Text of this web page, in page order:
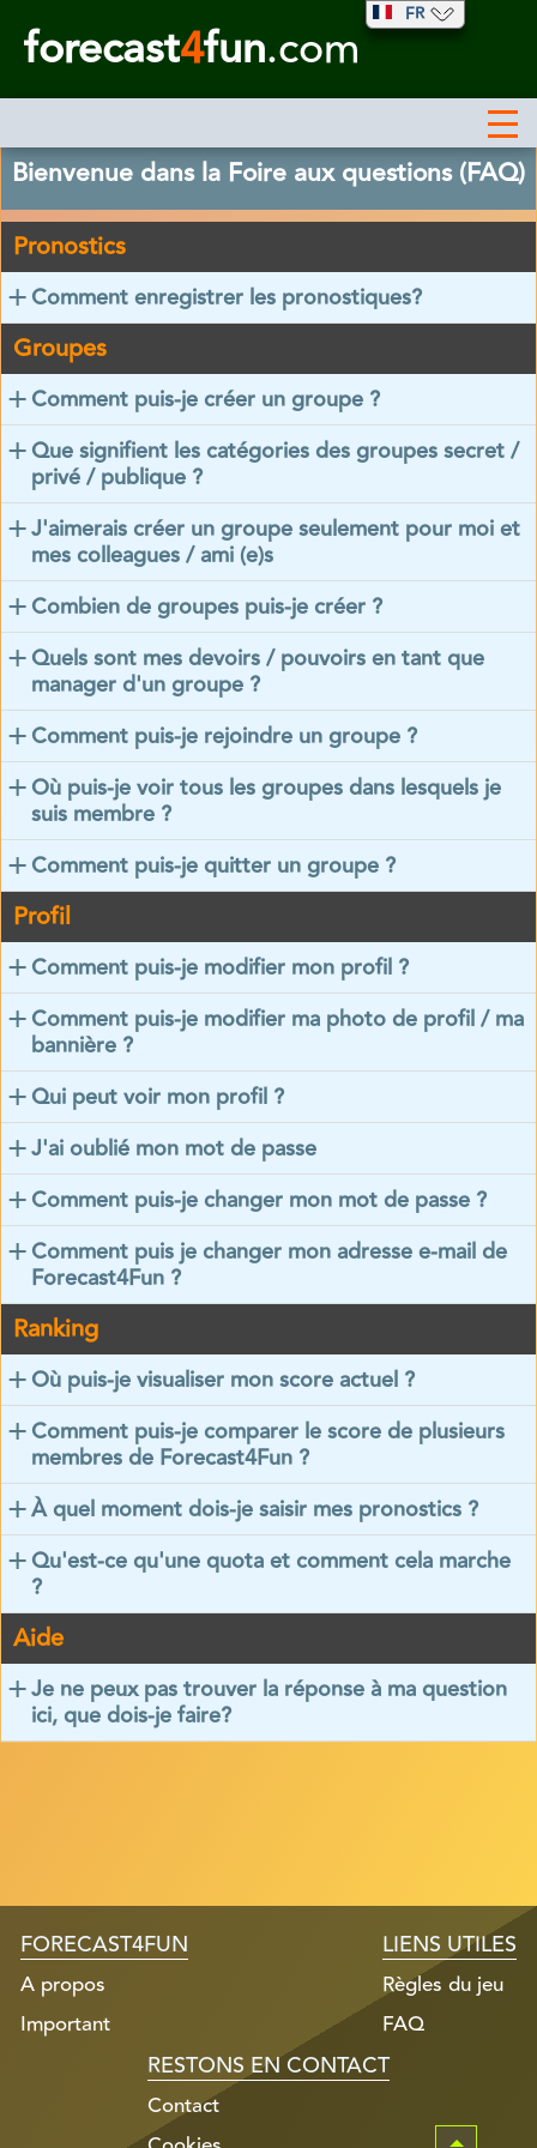
forecast4fun.com
FR
Bienvenue dans la Foire aux questions (FAQ)
Pronostics
Comment enregistrer les pronostiques?
Groupes
Comment puis-je créer un groupe ?
Que signifient les catégories des groupes secret /
privé / publique ?
J'aimerais créer un groupe seulement pour moi et
mes colleagues / ami (e)s
Combien de groupes puis-je créer ?
Quels sont mes devoirs / pouvoirs en tant que
manager d'un groupe ?
Comment puis-je rejoindre un groupe ?
Où puis-je voir tous les groupes dans lesquels je
suis membre ?
Comment puis-je quitter un groupe ?
Profil
Comment puis-je modifier mon profil ?
Comment puis-je modifier ma photo de profil / ma
bannière ?
Qui peut voir mon profil ?
J'ai oublié mon mot de passe
Comment puis-je changer mon mot de passe ?
Comment puis je changer mon adresse e-mail de
Forecast4Fun ?
Ranking
Où puis-je visualiser mon score actuel ?
Comment puis-je comparer le score de plusieurs
membres de Forecast4Fun ?
À quel moment dois-je saisir mes pronostics ?
Qu'est-ce qu'une quota et comment cela marche
?
Aide
Je ne peux pas trouver la réponse à ma question
ici, que dois-je faire?
FORECAST4FUN
A propos
Important
LIENS UTILES
Règles du jeu
FAQ
RESTONS EN CONTACT
Contact